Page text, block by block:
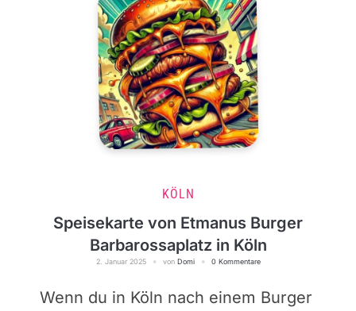
KÖLN
Speisekarte von Etmanus Burger
Barbarossaplatz in Köln
2. Januar 2025 von Domi 0 Kommentare
Wenn du in Köln nach einem Burger